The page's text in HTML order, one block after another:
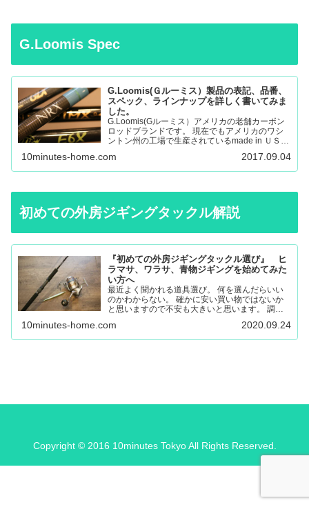
G.Loomis Spec
G.Loomis(Ｇルーミス）製品の表記、品番、
スペック、ラインナップを詳しく書いてみま
した。
G.Loomis(Gルーミス）アメリカの老舗カーボン
ロッドブランドです。 現在でもアメリカのワシ
ントン州の工場で生産されているmade in ＵＳＡ
ド、、サーモントラウト、パンフィッシュ、ウォ
ール…
10minutes-home.com 2017.09.04
初めての外房ジギングタックル解説
『初めての外房ジギングタックル選び』 ヒ
ラマサ、ワラサ、青物ジギングを始めてみた
い方へ
最近よく聞かれる道具選び。 何を選んだらいい
のかわからない。 確かに安い買い物ではないか
と思いますので不安も大きいと思います。 調べ
ったり。 唯一の失敗しない道具選びは外房に通
いこんでいる人に聞く…
10minutes-home.com 2020.09.24
Copyright © 2016 10minutes Tokyo All Rights Reserved.